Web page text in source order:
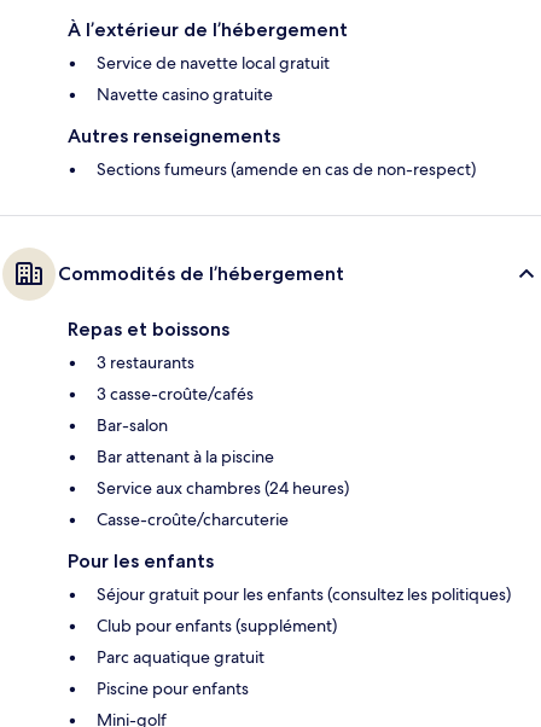
À l’extérieur de l’hébergement
Service de navette local gratuit
Navette casino gratuite
Autres renseignements
Sections fumeurs (amende en cas de non-respect)
Commodités de l’hébergement
Repas et boissons
3 restaurants
3 casse-croûte/cafés
Bar-salon
Bar attenant à la piscine
Service aux chambres (24 heures)
Casse-croûte/charcuterie
Pour les enfants
Séjour gratuit pour les enfants (consultez les politiques)
Club pour enfants (supplément)
Parc aquatique gratuit
Piscine pour enfants
Mini-golf